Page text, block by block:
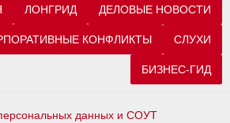
ЛОНГРИД ДЕЛОВЫЕ НОВОСТИ
КОНФЛИКТЫ СЛУХИ
БИЗНЕС-ГИД
данных и СОУТ